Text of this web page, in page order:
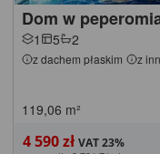
Dom w
1 5 2
z dachem płaskim z
119,06 m²
4 590 zł